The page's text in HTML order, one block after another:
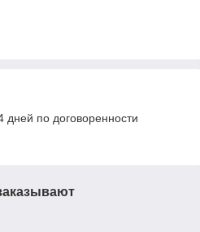
дней по договоренности